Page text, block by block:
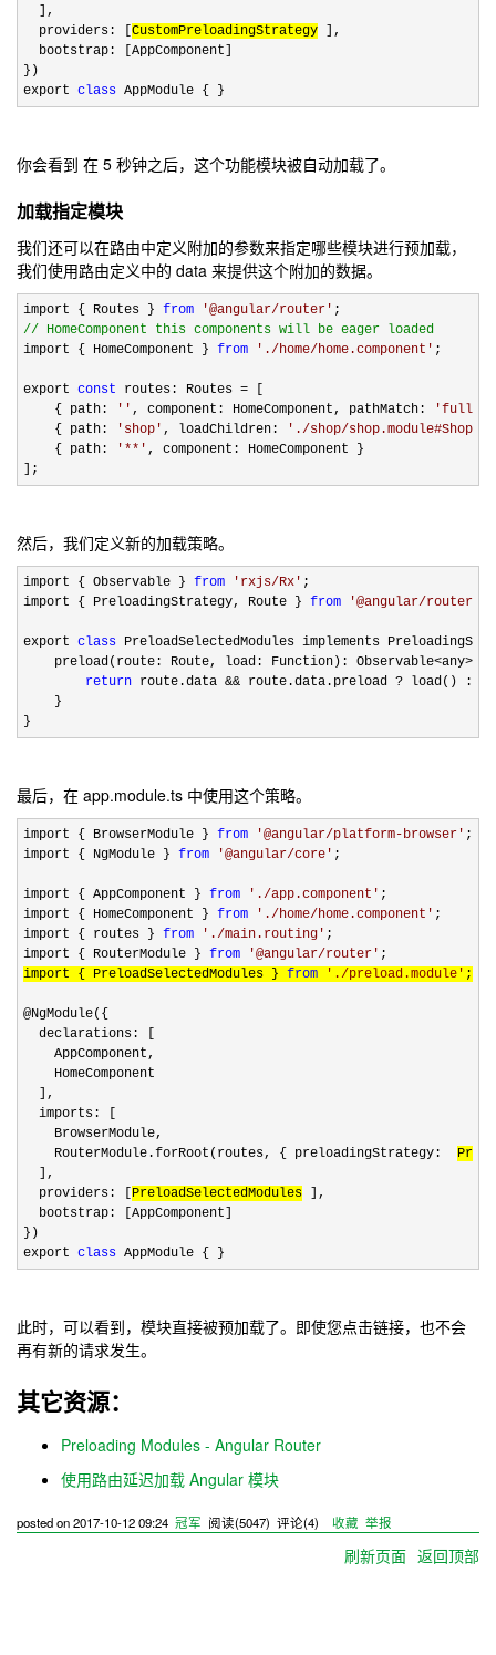
  ],
  providers: [
CustomPreloadingStrategy ],
  bootstrap: [AppComponent]
})
export class AppModule { }
你会看到 在 5 秒钟之后，这个功能模块被自动加载了。
加载指定模块
我们还可以在路由中定义附加的参数来指定哪些模块进行预加载，
我们使用路由定义中的 data 来提供这个附加的数据。
import { Routes } from '@angular/router '
// HomeComponent this components will be eager loaded
import { HomeComponent } from ' ./home/home.component ' ;
export const routes: Routes = [
    { path:
'' , component: HomeComponent, pathMatch: 'full
    { path:
' shop ' , loadChildren: ' ./shop/
    { path:
' ** ' , component: HomeComponent }
];
然后，我们定义新的加载策略。
import { Observable } from ' rxjs/Rx ' ;
import { PreloadingStrategy, Route } from '@angular/router
export class PreloadSelectedModules implements
    preload(route: Route, load: Function): Observable
<any>
return route.data && route.data.preload ? load() :
    }
}
最后，在 app.module.ts 中使用这个策略。
import { BrowserModule } from '@angular/platform-browser ' ;
import { NgModule } from '@angular/core ' ;
import { AppComponent } from ' ./app.component ' ;
import { HomeComponent } from ' ./home/home.component ' ;
import { routes } from ' ./main.routing ' ;
import { RouterModule } from '@angular/router '
import { PreloadSelectedModules } from ' ./preload.module ' ;
@NgModule({
  declarations: [
    AppComponent,
    HomeComponent
  ],
  imports: [
    BrowserModule,
    RouterModule.forRoot(routes, { preloadingStrategy:
  ],
  providers: [
PreloadSelectedModules ],
  bootstrap: [AppComponent]
})
export class AppModule { }
此时，可以看到，模块直接被预加载了。即使您点击链接，也不会
再有新的请求发生。
其它资源：
Preloading Modules - Angular Router
使用路由延迟加载 Angular 模块
posted on2017-10-12 09:24 冠军 阅读(5047) 评论(4) 收藏 举报
刷新页面 返回顶部